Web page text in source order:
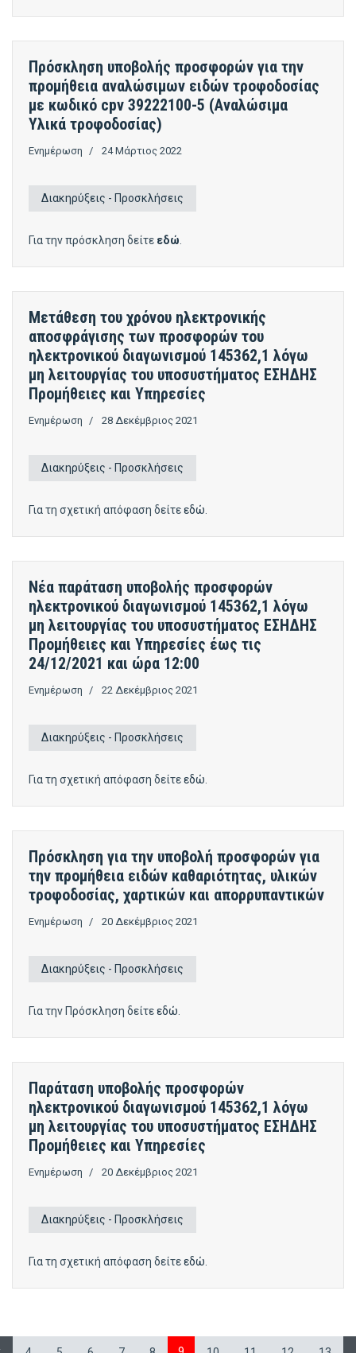
Πρόσκληση υποβολής προσφορών για την
προμήθεια αναλώσιμων ειδών τροφοδοσίας
με κωδικό cpv 39222100-5 (Αναλώσιμα
Υλικά τροφοδοσίας)
Ενημέρωση 24 Μάρτιος 2022
Διακηρύξεις - Προσκλήσεις
Για την πρόσκληση δείτε εδώ
Μετάθεση του χρόνου ηλεκτρονικής
αποσφράγισης των προσφορών του
ηλεκτρονικού διαγωνισμού 145362,1 λόγω
μη λειτουργίας του υποσυστήματος ΕΣΗΔΗΣ
Προμήθειες και Υπηρεσίες
Ενημέρωση 28 Δεκέμβριος 2021
Διακηρύξεις - Προσκλήσεις
Για τη σχετική απόφαση δείτεεδώ
Νέα παράταση υποβολής προσφορών
ηλεκτρονικού διαγωνισμού 145362,1 λόγω
μη λειτουργίας του υποσυστήματος ΕΣΗΔΗΣ
Προμήθειες και Υπηρεσίες έως τις
24/12/2021 και ώρα 12:00
Ενημέρωση 22 Δεκέμβριος 2021
Διακηρύξεις - Προσκλήσεις
Για τη σχετική απόφαση δείτεεδώ
Πρόσκληση για την υποβολή προσφορών για
την προμήθεια ειδών καθαριότητας, υλικών
τροφοδοσίας, χαρτικών και απορρυπαντικών
Ενημέρωση 20 Δεκέμβριος 2021
Διακηρύξεις - Προσκλήσεις
Για την Πρόσκληση δείτεεδώ
Παράταση υποβολής προσφορών
ηλεκτρονικού διαγωνισμού 145362,1 λόγω
μη λειτουργίας του υποσυστήματος ΕΣΗΔΗΣ
Προμήθειες και Υπηρεσίες
Ενημέρωση 20 Δεκέμβριος 2021
Διακηρύξεις - Προσκλήσεις
Για τη σχετική απόφαση δείτεεδώ